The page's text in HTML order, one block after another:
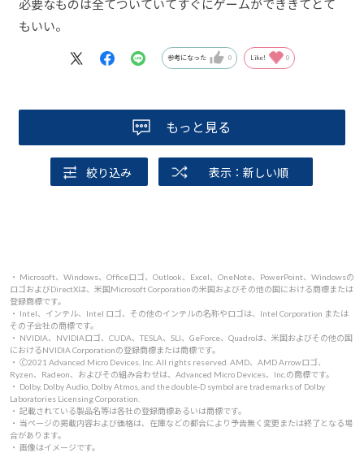
必要なものは全てついていてすぐにゲームができきてとて
もいい。
参考になった 0 Like! 0
もっと見る
絞り込み 表示：新しい順
・ Microsoft、Windows、Officeロゴ、Outlook、Excel、OneNote、PowerPoint、Windowsの
ロゴおよびDirectXは、米国Microsoft Corporationの米国およびその他の国における商標または
登録商標です。
・ Intel、インテル、Intel ロゴ、その他のインテルの名称やロゴは、Intel Corporation または
その子会社の商標です。
・ NVIDIA、NVIDIAロゴ、CUDA、TESLA、SLI、GeForce、Quadroは、米国およびその他の国
におけるNVIDIA Corporationの登録商標または商標です。
・ 🄫2021 Advanced Micro Devices, Inc. All rights reserved. AMD、AMD Arrowロゴ、
Ryzen、Radeon、およびその組み合わせは、Advanced Micro Devices、Inc.の商標です。
・ Dolby, Dolby Audio, Dolby Atmos, and the double-D symbol are trademarks of Dolby
Laboratories Licensing Corporation.
・ 記載されている製品名等は各社の登録商標あるいは商標です。
・ 当ページの掲載内容および価格は、在庫などの都合により予告無く変更または終了となる場
合があります。
・ 画像はイメージです。